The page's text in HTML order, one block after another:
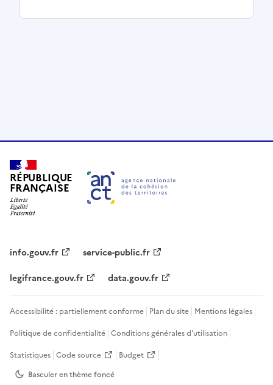
RÉPUBLIQUE
FRANÇAISE
info.gouv.fr
service-public.fr
legifrance.gouv.fr
data.gouv.fr
Accessibilité : partiellement conforme Plan du site Mentions légales
Politique de confidentialité Conditions générales d'utilisation
Statistiques Code source
Budget
Basculer en thèmefoncé